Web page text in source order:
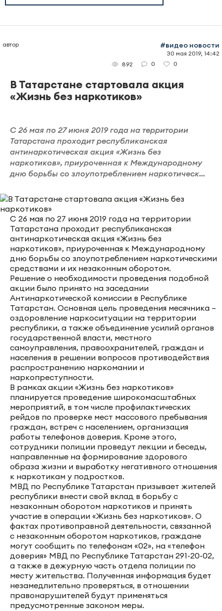
автор #видео новости
30 мая 2019, 14:42
892
0 0
В Татарстане стартовала акция
«Жизнь без наркотиков»
С 26 мая по 27 июня 2019 года на территории
Татарстана проходит республиканская
антинаркотическая акция «Жизнь без
наркотиков», приуроченная к Международному
дню борьбы со злоупотреблением наркотическ...
С 26 мая по 27 июня 2019 года на территории
Татарстана проходит республиканская
антинаркотическая акция «Жизнь без
наркотиков», приуроченная к Международному
дню борьбы со злоупотреблением наркотическими
средствами и их незаконным оборотом.
Решение о необходимости проведения подобной
акции было принято на заседании
Антинаркотической комиссии в Республике
Татарстан. Основная цель проведения месячника –
оздоровление наркоситуации на территории
республики, а также объединение усилий органов
государственной власти, местного
самоуправления, правоохранителей, граждан и
населения в решении вопросов противодействия
распространению наркомании и
наркопреступности.
В рамках акции «Жизнь без наркотиков»
планируется проведение широкомасштабных
мероприятий, в том числе профилактических
рейдов по проверке мест массового пребывания
граждан, встреч с населением, организация
работы телефонов доверия. Кроме этого,
сотрудники полиции проведут лекции и беседы,
направленные на формирование здорового
образа жизни и выработку негативного отношения
к наркотикам у подростков.
МВД по Республике Татарстан призывает жителей
республики внести свой вклад в борьбу с
незаконным оборотом наркотиков и принять
участие в операции «Жизнь без наркотиков». О
фактах противоправной деятельности, связанной
с незаконным оборотом наркотиков, граждане
могут сообщить по телефонам «02», на «телефон
доверия» МВД по Республике Татарстан 291-20-02,
а также в дежурную часть отдела полиции по
месту жительства. Полученная информация будет
незамедлительно проверяться, в отношении
правонарушителей будут применяться
предусмотренные законом меры.